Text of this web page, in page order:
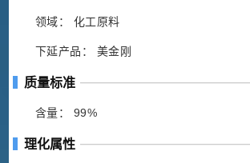
领域： 化工原料
下延产品： 美金刚
质量标准
含量： 99%
理化属性